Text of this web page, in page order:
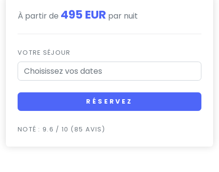
À partir de 495 EUR par nuit
VOTRE SÉJOUR
RÉSERVEZ
NOTÉ : 9.6 / 10 (85 AVIS)